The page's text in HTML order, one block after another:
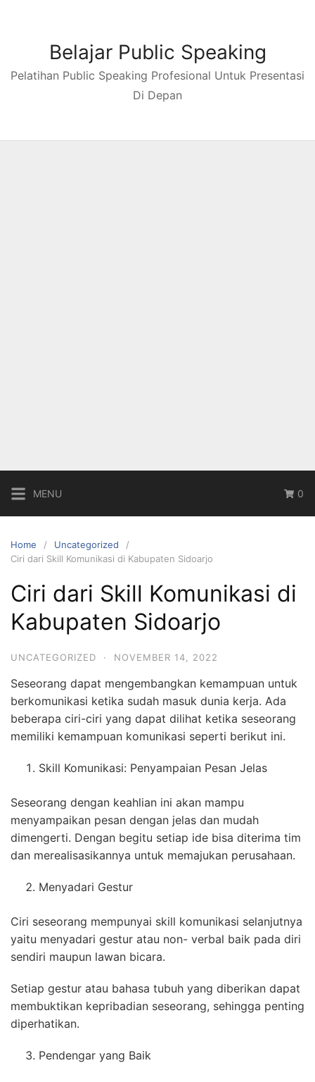
Belajar Public Speaking
Pelatihan Public Speaking Profesional Untuk Presentasi
Di Depan
MENU 0
Home
Uncategorized
Ciri dari Skill Komunikasi di Kabupaten Sidoarjo
Ciri dari Skill Komunikasi di
Kabupaten Sidoarjo
UNCATEGORIZED · NOVEMBER 14, 2022
Seseorang dapat mengembangkan kemampuan untuk
berkomunikasi ketika sudah masuk dunia kerja. Ada
beberapa ciri-ciri yang dapat dilihat ketika seseorang
memiliki kemampuan komunikasi seperti berikut ini.
Skill Komunikasi: Penyampaian Pesan Jelas
Seseorang dengan keahlian ini akan mampu
menyampaikan pesan dengan jelas dan mudah
dimengerti. Dengan begitu setiap ide bisa diterima tim
dan merealisasikannya untuk memajukan perusahaan.
Menyadari Gestur
Ciri seseorang mempunyai skill komunikasi selanjutnya
yaitu menyadari gestur atau non- verbal baik pada diri
sendiri maupun lawan bicara.
Setiap gestur atau bahasa tubuh yang diberikan dapat
membuktikan kepribadian seseorang, sehingga penting
diperhatikan.
Pendengar yang Baik